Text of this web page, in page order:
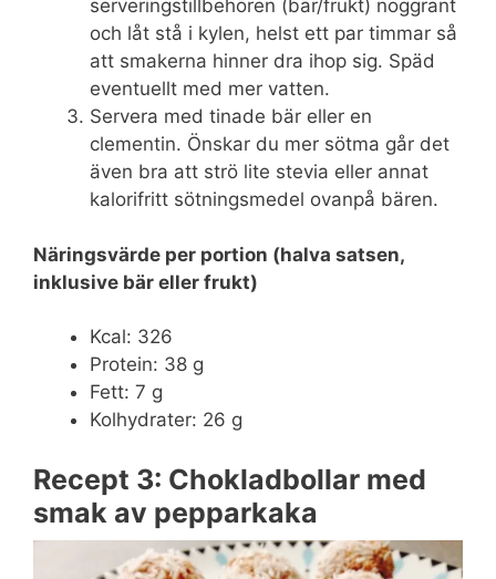
serveringstillbehören (bär/frukt) noggrant
och låt stå i kylen, helst ett par timmar så
att smakerna hinner dra ihop sig. Späd
eventuellt med mer vatten.
Servera med tinade bär eller en
clementin. Önskar du mer sötma går det
även bra att strö lite stevia eller annat
kalorifritt sötningsmedel ovanpå bären.
Näringsvärde per portion (halva satsen,
inklusive bär eller frukt)
Kcal: 326
Protein: 38 g
Fett: 7 g
Kolhydrater: 26 g
Recept 3: Chokladbollar med
smak av pepparkaka